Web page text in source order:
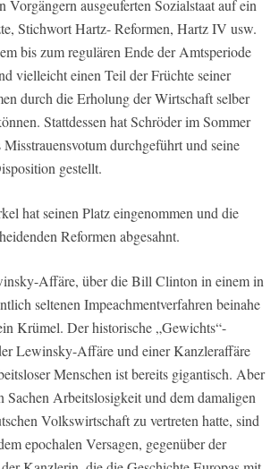
Vorgängern ausgeuferten Sozialstaat auf ein
Stichwort Hartz- Reformen, Hartz IV usw.
bis zum regulären Ende der Amtsperiode
vielleicht einen Teil der Früchte seiner
durch die Erholung der Wirtschaft selber
Stattdessen hat Schröder im Sommer
durchgeführt und seine
gestellt.
hat seinen Platz eingenommen und die
Reformen abgesahnt.
Affäre, über die Bill Clinton in einem in
seltenen Impeachmentverfahren beinahe
Krümel. Der historische „Gewichts“-
Lewinsky-Affäre und einer Kanzleraffäre
Menschen ist bereits gigantisch. Aber
Sachen Arbeitslosigkeit und dem damaligen
Volkswirtschaft zu vertreten hatte, sind
epochalen Versagen, gegenüber der